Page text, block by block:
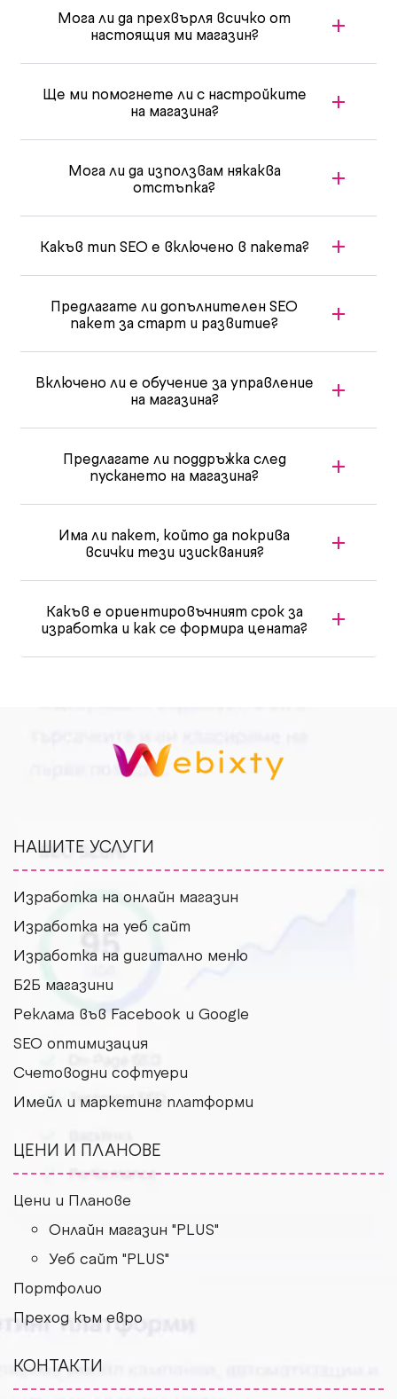
Мога ли да прехвърля всичко от
настоящия ми магазин?
Ще ми помогнете ли с настройките
на магазина?
Мога ли да използвам някаква
отстъпка?
Какъв тип SEO е включено в пакета?
Предлагате ли допълнителен SEO
пакет за старт и развитие?
Включено ли е обучение за управление
на магазина?
Предлагате ли поддръжка след
пускането на магазина?
Има ли пакет, който да покрива
всички тези изисквания?
Какъв е ориентировъчният срок за
изработка и как се формира цената?
НАШИТЕ УСЛУГИ
Изработка на онлайн магазин
Изработка на уеб сайт
Изработка на дигитално меню
Б2Б магазини
Рекламa във Facebook и Google
SEO оптимизация
Счетоводни софтуери
Имейл и маркетинг платформи
ЦЕНИ И ПЛАНОВЕ
Цени и Планове
Онлайн магазин "PLUS"
Уеб сайт "PLUS"
Портфолио
Преход към евро
КОНТАКТИ